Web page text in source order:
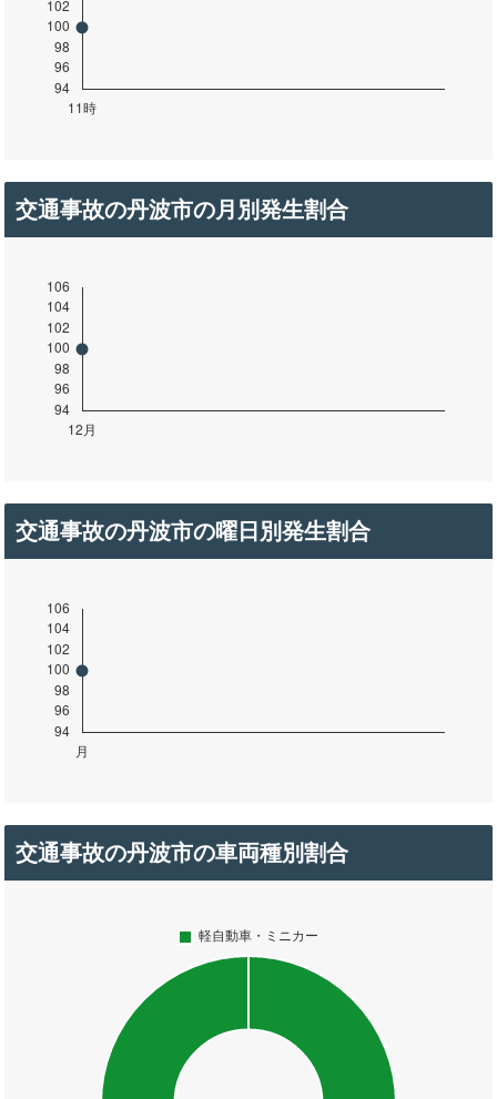
交通事故の丹波市の月別発生割合
交通事故の丹波市の曜日別発生割合
交通事故の丹波市の車両種別割合